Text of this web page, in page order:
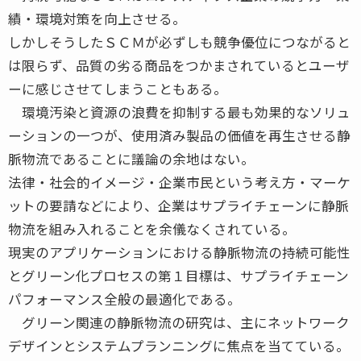
績・環境対策を向上させる。
しかしそうしたＳＣＭが必ずしも競争優位につながると
は限らず、品質の劣る商品をつかまされているとユーザ
ーに感じさせてしまうこともある。
環境汚染と資源の浪費を抑制する最も効果的なソリュ
ーションの一つが、使用済み製品の価値を再生させる静
脈物流であることに議論の余地はない。
法律・社会的イメージ・企業市民という考え方・マーケ
ットの要請などにより、企業はサプライチェーンに静脈
物流を組み入れることを余儀なくされている。
現実のアプリケーションにおける静脈物流の持続可能性
とグリーン化プロセスの第１目標は、サプライチェーン
パフォーマンス全般の最適化である。
グリーン関連の静脈物流の研究は、主にネットワーク
デザインとシステムプランニングに焦点を当てている。